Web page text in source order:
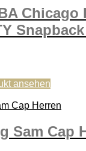
Chicago
ansehen
Sam Cap